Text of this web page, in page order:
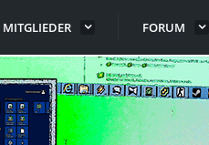
MITGLIEDER FORUM